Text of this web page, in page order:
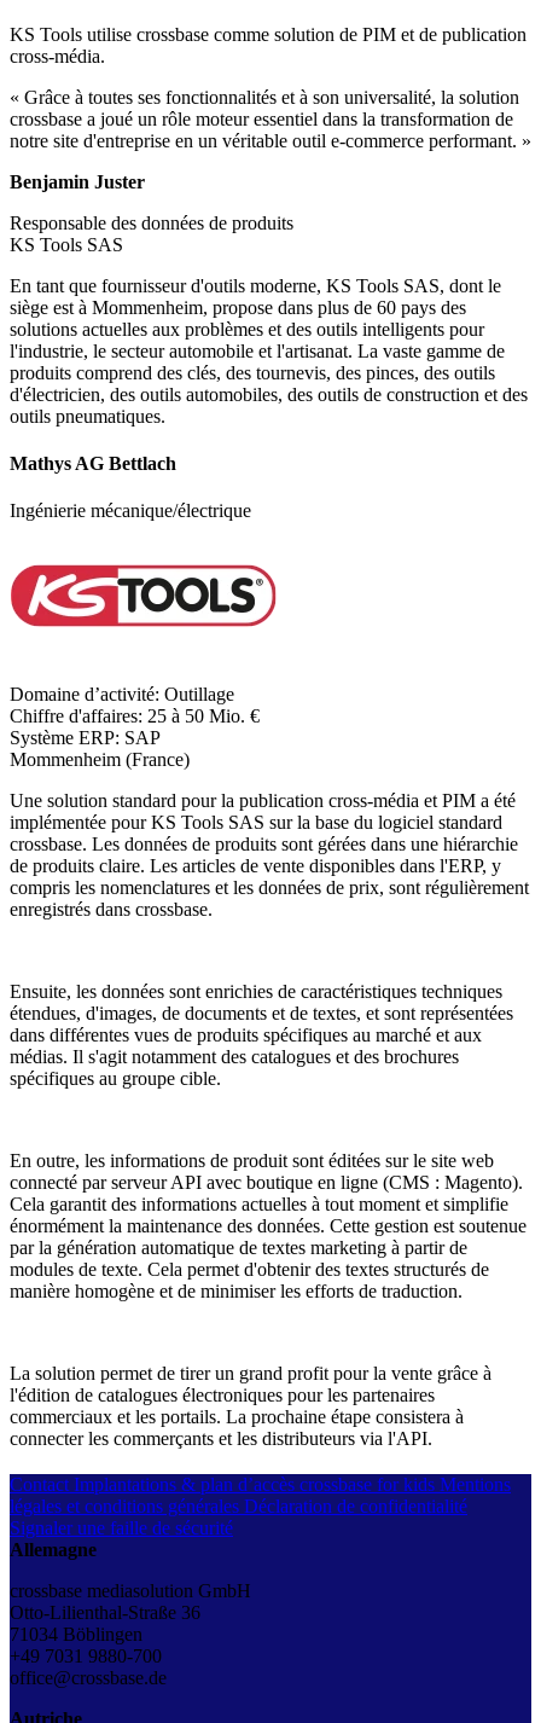
KS Tools utilise crossbase comme solution de PIM et de publication
cross-média.
« Grâce à toutes ses fonctionnalités et à son universalité, la solution
crossbase a joué un rôle moteur essentiel dans la transformation de
notre site d'entreprise en un véritable outil e-commerce performant. »
Benjamin Juster
Responsable des données de produits
KS Tools SAS
En tant que fournisseur d'outils moderne, KS Tools SAS, dont le
siège est à Mommenheim, propose dans plus de 60 pays des
solutions actuelles aux problèmes et des outils intelligents pour
l'industrie, le secteur automobile et l'artisanat. La vaste gamme de
produits comprend des clés, des tournevis, des pinces, des outils
d'électricien, des outils automobiles, des outils de construction et des
outils pneumatiques.
Mathys AG Bettlach
Ingénierie mécanique/électrique
Domaine d’activité: Outillage
Chiffre d'affaires: 25 à 50 Mio. €
Système ERP: SAP
Mommenheim (France)
Une solution standard pour la publication cross-média et PIM a été
implémentée pour KS Tools SAS sur la base du logiciel standard
crossbase. Les données de produits sont gérées dans une hiérarchie
de produits claire. Les articles de vente disponibles dans l'ERP, y
compris les nomenclatures et les données de prix, sont régulièrement
enregistrés dans crossbase.
Ensuite, les données sont enrichies de caractéristiques techniques
étendues, d'images, de documents et de textes, et sont représentées
dans différentes vues de produits spécifiques au marché et aux
médias. Il s'agit notamment des catalogues et des brochures
spécifiques au groupe cible.
En outre, les informations de produit sont éditées sur le site web
connecté par serveur API avec boutique en ligne (CMS : Magento).
Cela garantit des informations actuelles à tout moment et simplifie
énormément la maintenance des données. Cette gestion est soutenue
par la génération automatique de textes marketing à partir de
modules de texte. Cela permet d'obtenir des textes structurés de
manière homogène et de minimiser les efforts de traduction.
La solution permet de tirer un grand profit pour la vente grâce à
l'édition de catalogues électroniques pour les partenaires
commerciaux et les portails. La prochaine étape consistera à
connecter les commerçants et les distributeurs via l'API.
Contact Implantations & plan d’accès crossbase for kids Mentions
légales et conditions générales Déclaration de confidentialité
Signaler une faille de sécurité
Allemagne
crossbase mediasolution GmbH
Otto-Lilienthal-Straße 36
71034 Böblingen
+49 7031 9880-700
office@crossbase.de